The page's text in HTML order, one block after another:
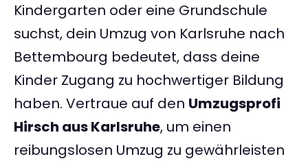
Kindergarten oder eine Grundschule
suchst, dein Umzug von Karlsruhe nach
Bettembourg bedeutet, dass deine
Kinder Zugang zu hochwertiger Bildung
haben. Vertraue auf den Umzugsprofi
Hirsch aus Karlsruhe, um einen
reibungslosen Umzug zu gewährleisten